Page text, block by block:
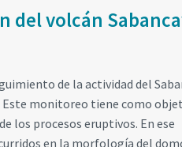
del volcán
de la actividad del
Este monitoreo tiene como
los procesos eruptivos. En ese
en la morfología del